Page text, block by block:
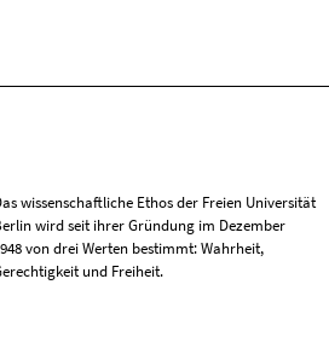
wissenschaftliche Ethos der Freien Universität
wird seit ihrer Gründung im Dezember
von drei Werten bestimmt: Wahrheit,
und Freiheit.